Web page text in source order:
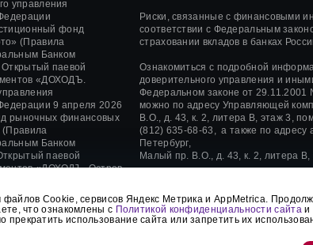
управления
фонд
(Правила
Банком
паевой
«ДОХОДЪ.
9 апреля 2026
рыночных финансовых
Банком
паевой
«ДОХОДЪ. Остров
года № 7870).
Риски, связанные с финансовыми
соответствии с Федеральным
страховании вкладов в банках
Ознакомиться с подробной
доверительного управления и
Федеральном законе от
можно по адресу Управляющей
В.О., д. 43, к. 2, литера В, этаж 3,
(812) 635-68-63, а также по адресу
Петербург,
Малый пр. В.О., д. 43, к. 2, литера
ООО «УК «ДОХОДЪ» информирует
деятельности, а также о
интересов.
Cookie, сервисов Яндекс Метрика и AppMetrica.
что ознакомлены с Политикой конфиденциальности сайтаи
использование сайта или запретить их